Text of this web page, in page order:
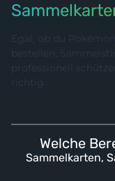
Egal, ob du
bestellen,
professionell
richtig.
Welche
Sammelkarten,